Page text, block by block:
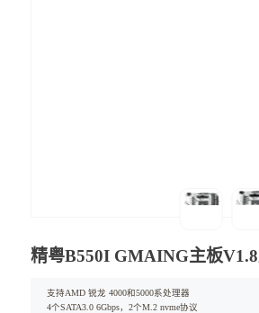
精粤B550I GMAING主板
支持AMD 锐龙 4000和5000系处理器
4个SATA3.0 6Gbps，2个M.2 nvme协议